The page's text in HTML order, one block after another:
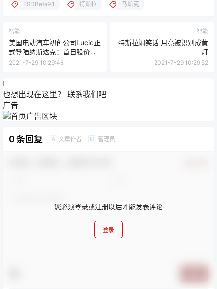
FSDBeta9.1 特斯拉 马斯克
智能
美国电动汽车初创公司Lucid正
式登陆纳斯达克：首日股价上
涨10%
2021-7-29 10:29:46
智能
特斯拉闹笑话 月亮被识别成黄
灯
2021-7-29 10:29:52
!
也想出现在这里？ 联系我们吧
广告
0 条回复 A 文章作者 M 管理员
您必须登录或注册以后才能发表评论
登录